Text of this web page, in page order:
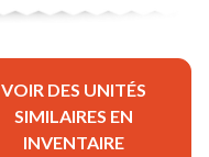
VOIR DES UNITÉS
SIMILAIRES EN
INVENTAIRE